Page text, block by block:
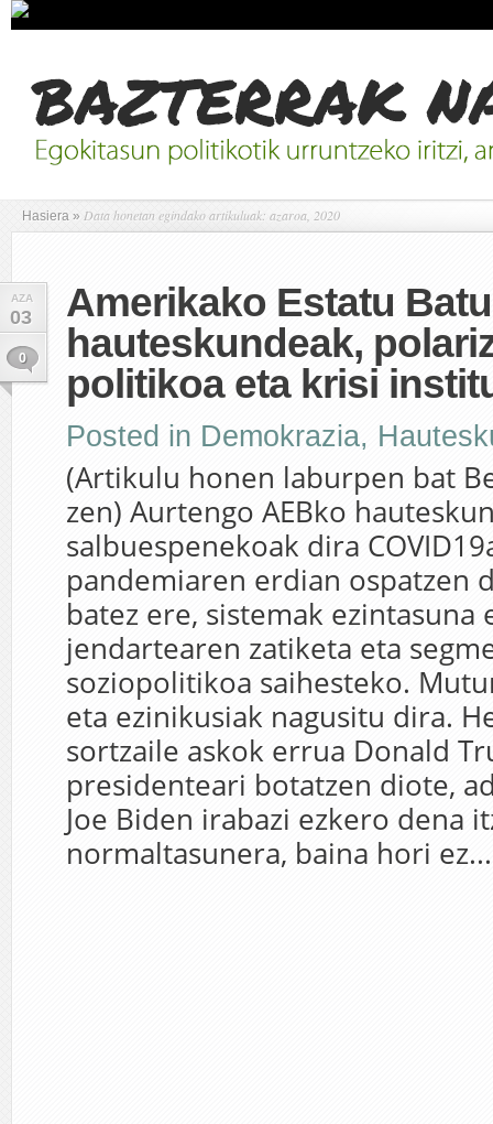
Hasiera » Data honetan egindako artikuluak: azaroa, 2020
AZA
03
0
Amerikako Estatu
hauteskundeak,
politikoa eta krisi
Posted in Demokrazia,
(Artikulu honen laburpen bat
zen) Aurtengo AEBko
salbuespenekoak dira
pandemiaren erdian ospatzen
batez ere, sistemak ezintasuna
jendartearen zatiketa eta
soziopolitikoa saihesteko.
eta ezinikusiak nagusitu dira.
sortzaile askok errua Donald
presidenteari botatzen diote,
Joe Biden irabazi ezkero dena
normaltasunera, baina hori ez...